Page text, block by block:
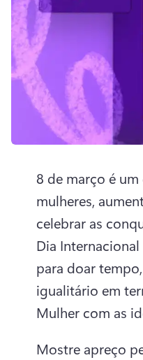
8 de março é
mulheres,
celebrar as
Dia
para doar
igualitário em
Mulher com as
Mostre apreço